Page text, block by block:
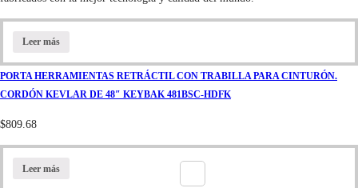
Leer más
PORTA HERRAMIENTAS RETRÁCTIL CON TRABILLA PARA CINTURÓN.
CORDÓN KEVLAR DE 48″ KEYBAK 481BSC-HDFK
$809.68
Leer más